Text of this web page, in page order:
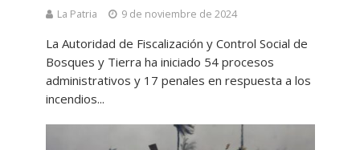
La Patria 9 de noviembre de 2024
La Autoridad de Fiscalización y Control Social de
Bosques y Tierra ha iniciado 54 procesos
administrativos y 17 penales en respuesta a los
incendios...